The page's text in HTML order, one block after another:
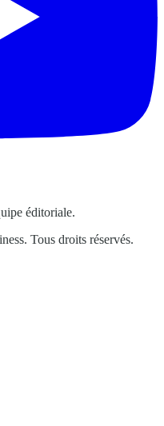
éditoriale.
Tous droits réservés.